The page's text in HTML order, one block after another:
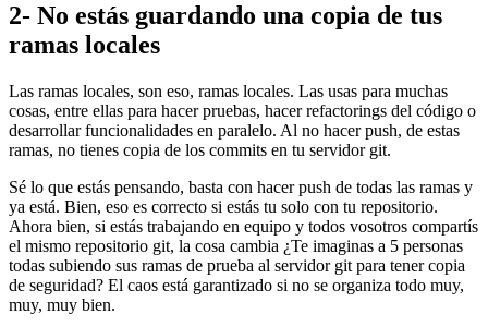
2- No estás guardando una copia de tus
ramas locales
Las ramas locales, son eso, ramas locales. Las usas para muchas
cosas, entre ellas para hacer pruebas, hacer refactorings del código o
desarrollar funcionalidades en paralelo. Al no hacer push, de estas
ramas, no tienes copia de los commits en tu servidor git.
Sé lo que estás pensando, basta con hacer push de todas las ramas y
ya está. Bien, eso es correcto si estás tu solo con tu repositorio.
Ahora bien, si estás trabajando en equipo y todos vosotros compartís
el mismo repositorio git, la cosa cambia ¿Te imaginas a 5 personas
todas subiendo sus ramas de prueba al servidor git para tener copia
de seguridad? El caos está garantizado si no se organiza todo muy,
muy, muy bien.